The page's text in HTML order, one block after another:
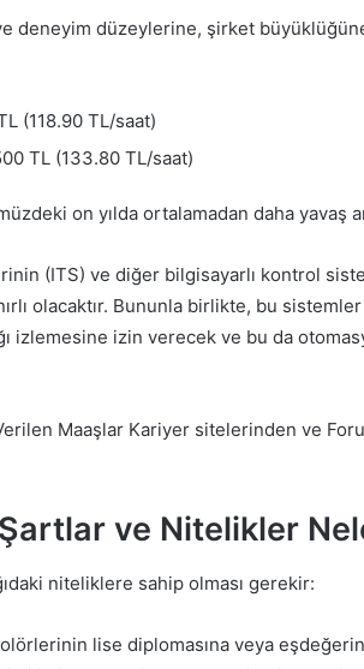
deneyim düzeylerine, şirket
(118.90 TL/saat)
TL (133.80 TL/saat)
on yılda ortalamadan daha yavaş
(ITS) ve diğer bilgisayarlı kontrol
olacaktır. Bununla birlikte, bu
izlemesine izin verecek ve bu da
Maaşlar Kariyer sitelerinden ve
ve Nitelikler
niteliklere sahip olması gerekir:
lise diplomasına veya